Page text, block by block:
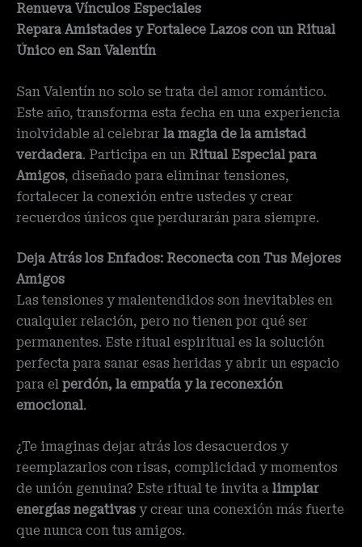
Renueva Vínculos Especiales
Repara Amistades y Fortalece Lazos con un Ritual
Único en San Valentín
San Valentín no solo se trata del amor romántico.
Este año, transforma esta fecha en una experiencia
inolvidable al celebrar la magia de la amistad
verdadera. Participa en un Ritual Especial para
Amigos, diseñado para eliminar tensiones,
fortalecer la conexión entre ustedes y crear
recuerdos únicos que perdurarán para siempre.
Deja Atrás los Enfados: Reconecta con Tus Mejores
Amigos
Las tensiones y malentendidos son inevitables en
cualquier relación, pero no tienen por qué ser
permanentes. Este ritual espiritual es la solución
perfecta para sanar esas heridas y abrir un espacio
para el perdón, la empatía y la reconexión
emocional.
¿Te imaginas dejar atrás los desacuerdos y
reemplazarlos con risas, complicidad y momentos
de unión genuina? Este ritual te invita a limpiar
energías negativas y crear una conexión más fuerte
que nunca con tus amigos.